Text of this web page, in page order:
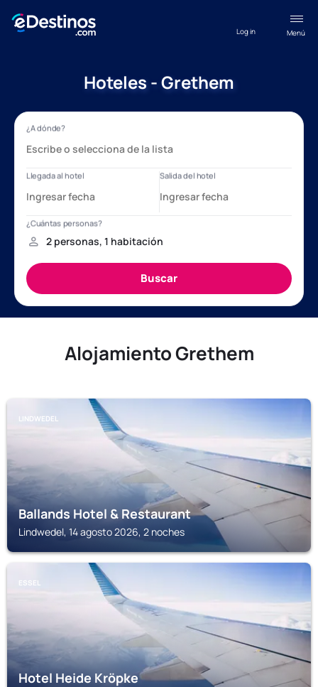
Menú
Log in
Hoteles - Grethem
Alojamiento Grethem
LINDWEDEL
Ballands Hotel & Restaurant
Lindwedel, 14 agosto 2026, 2 noches
ESSEL
Hotel Heide Kröpke